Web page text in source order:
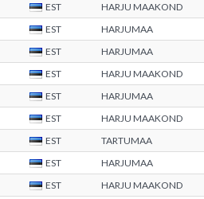
EST
HARJU MAAKOND
EST HARJUMAA
EST HARJUMAA
EST HARJU MAAKOND
EST HARJUMAA
EST HARJU MAAKOND
EST TARTUMAA
EST
HARJUMAA
EST HARJU MAAKOND